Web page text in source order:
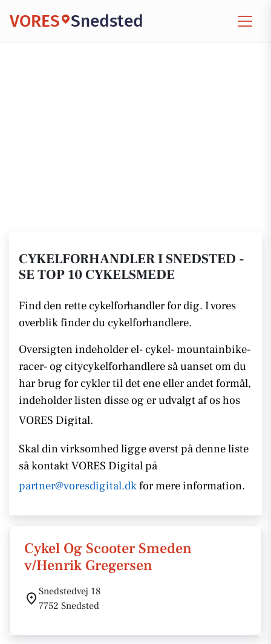
VORES Snedsted
CYKELFORHANDLER I SNEDSTED -
SE TOP 10 CYKELSMEDE
Find den rette cykelforhandler for dig. I vores
overblik finder du cykelforhandlere.
Oversigten indeholder el- cykel- mountainbike-
racer- og citycykelforhandlere så uanset om du
har brug for cykler til det ene eller andet formål,
indeholder listen disseog er udvalgt af os hos
VORES Digital.
Skal din virksomhed ligge øverst på denne liste
så kontaktVORES Digital på
partner@voresdigital.dkfor mere information.
Cykel Og Scooter Smeden
v/Henrik Gregersen
Snedstedvej 18
7752 Snedsted